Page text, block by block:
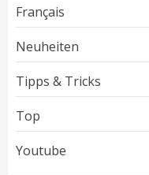
Français
Neuheiten
Tipps & Tricks
Top
Youtube